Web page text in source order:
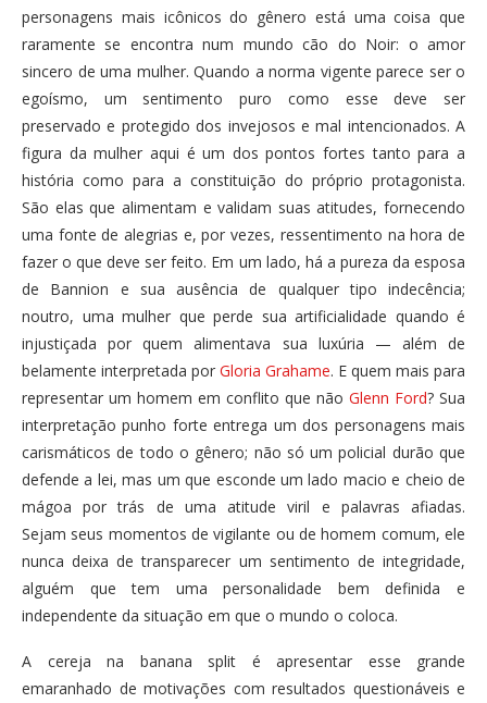
personagens mais icônicos do gênero está uma coisa que
raramente se encontra num mundo cão do Noir: o amor
sincero de uma mulher. Quando a norma vigente parece ser o
egoísmo, um sentimento puro como esse deve ser
preservado e protegido dos invejosos e mal intencionados. A
figura da mulher aqui é um dos pontos fortes tanto para a
história como para a constituição do próprio protagonista.
São elas que alimentam e validam suas atitudes, fornecendo
uma fonte de alegrias e, por vezes, ressentimento na hora de
fazer o que deve ser feito. Em um lado, há a pureza da esposa
de Bannion e sua ausência de qualquer tipo indecência;
noutro, uma mulher que perde sua artificialidade quando é
injustiçada por quem alimentava sua luxúria — além de
belamente interpretada por Gloria Grahame. E quem mais para
representar um homem em conflito que não Glenn Ford? Sua
interpretação punho forte entrega um dos personagens mais
carismáticos de todo o gênero; não só um policial durão que
defende a lei, mas um que esconde um lado macio e cheio de
mágoa por trás de uma atitude viril e palavras afiadas.
Sejam seus momentos de vigilante ou de homem comum, ele
nunca deixa de transparecer um sentimento de integridade,
alguém que tem uma personalidade bem definida e
independente da situação em que o mundo o coloca.
A cereja na banana split é apresentar esse grande
emaranhado de motivações com resultados questionáveis e